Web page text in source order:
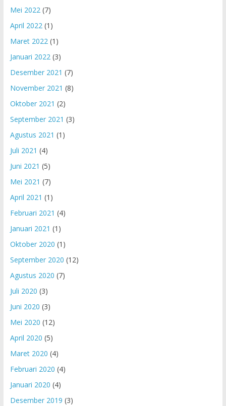
Mei 2022(7)
April 2022(1)
Maret 2022(1)
Januari 2022(3)
Desember 2021 (7)
November 2021 (8)
Oktober 2021 (2)
September 2021 (3)
Agustus 2021 (1)
Juli 2021 (4)
Juni 2021 (5)
Mei 2021 (7)
April 2021 (1)
Februari 2021 (4)
Januari 2021 (1)
Oktober 2020 (1)
September 2020 (12)
Agustus 2020 (7)
Juli 2020 (3)
Juni 2020 (3)
Mei 2020 (12)
April 2020 (5)
Maret 2020 (4)
Februari 2020 (4)
Januari 2020 (4)
Desember 2019 (3)